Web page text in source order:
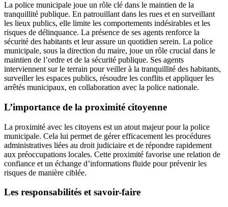
La police municipale joue un rôle clé dans le maintien de la
tranquillité publique. En patrouillant dans les rues et en surveillant
les lieux publics, elle limite les comportements indésirables et les
risques de délinquance. La présence de ses agents renforce la
sécurité des habitants et leur assure un quotidien serein. La police
municipale, sous la direction du maire, joue un rôle crucial dans le
maintien de l’ordre et de la sécurité publique. Ses agents
interviennent sur le terrain pour veiller à la tranquillité des habitants,
surveiller les espaces publics, résoudre les conflits et appliquer les
arrêtés municipaux, en collaboration avec la police nationale.
L’importance de la proximité citoyenne
La proximité avec les citoyens est un atout majeur pour la police
municipale. Cela lui permet de gérer efficacement les procédures
administratives liées au droit judiciaire et de répondre rapidement
aux préoccupations locales. Cette proximité favorise une relation de
confiance et un échange d’informations fluide pour prévenir les
risques de manière ciblée.
Les responsabilités et savoir-faire